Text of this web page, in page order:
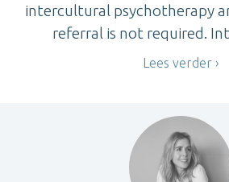
intercultural psychotherapy
referral is not required.
Lees verder